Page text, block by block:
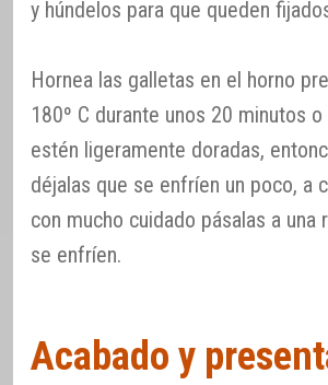
y húndelos para que queden
Hornea las galletas en el horno
180º C durante unos 20 minutos
estén ligeramente doradas,
déjalas que se enfríen un poco, a
con mucho cuidado pásalas a una
se enfríen.
Acabado y